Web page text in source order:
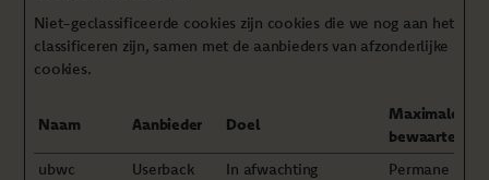
Niet-geclassificeerde cookies zijn cookies die we nog aan het
classificeren zijn, samen met de aanbieders van afzonderlijke
cookies.
Naam Aanbieder Doel
Maximale
ubwc
Userback In afwachting
Permane